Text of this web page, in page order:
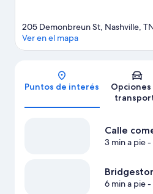
Mapa
205 Demonbreun St, Nashville,
Ver en el mapa
Puntos de interés
Opciones
Calle
3 min a pie-
6 min a pie-